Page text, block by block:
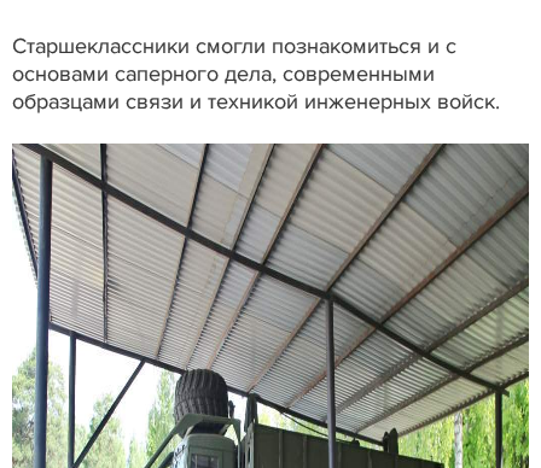
Старшеклассники смогли познакомиться и с
основами саперного дела, современными
образцами связи и техникой инженерных войск.